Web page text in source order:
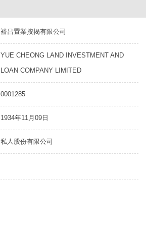
裕昌置業按揭有限公司
YUE CHEONG LAND INVESTMENT AND
LOAN COMPANY LIMITED
0001285
1934年11月09日
私人股份有限公司